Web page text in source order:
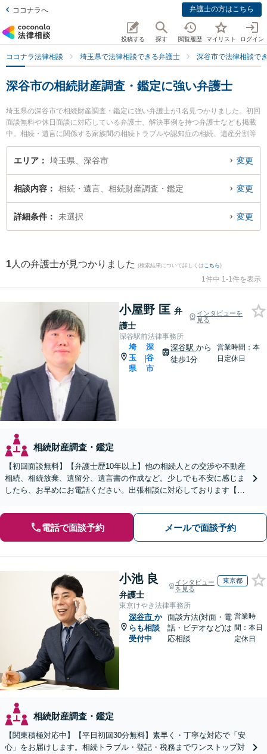
ココナラへ 弁護士の方はこちら
投稿する 探す 閲覧履歴 マイリスト ログイン
ココナラ法律相談 埼玉県で法律相談できる弁護士 深谷市で法律相談で
深谷市の相続財産調査・鑑定に強い弁護士
埼玉県の深谷市で相続財産調査・鑑定に強い弁護士が1名見つかりました。初回
面談無料や休日面談に対応している弁護士、解決事例を持つ弁護士なども掲載
中。相続・遺言に関係する家族間の相続トラブルや認知症の相続、遺産分割等
の細かな分野での絞り込み検索もでき便利です。特に深谷駅前法律事務所の小
屋野 匡弁護士のプロフィール情報や弁護士費用、強みなどが注目されていま
くの弁護士を検索したい』『初回相談無料で相続財産調査・鑑定を法律相談で
きる深谷市内の弁護士に相談予約したい』などでお困りの相談者さんにおすす
めです。
エリア 埼玉県、深谷市 変更
相談内容 相続・遺言、相続財産調査・鑑定 変更
詳細条件 未選択 変更
1 人の弁護士が見つかりました (検索結果について詳しくは こちら)
1件中 1-1件を表示
小屋野 匡 弁
護士
インタビューを
見る
深谷駅前法律事務所
埼
玉
県
|
深
谷
市
深谷駅から
徒歩1分
営業時間：本
日定休日
相続財産調査・鑑定
【初回面談無料】【弁護士歴10年以上】他の相続人との交渉や不動産
相続、相続放棄、遺留分、遺言書の作成など。少しでも不安に感じま
したら、お早めにお電話ください。出張相談に対応しております【休
電話で面談予約 メールで面談予約
小池 良
弁護士
インタビュー
を見る
東京都
東京けやき法律事務所
深谷市 か
らも相談
受付中
面談方法(対面・電
話・ビデオなど)は
応相談
営業時
間：本日
定休日
相続財産調査・鑑定
【関東積極対応中】【平日初回30分無料】素早く・丁寧な対応で「安
心」をお届けします。相続トラブル・登記・税務までワンストップ対